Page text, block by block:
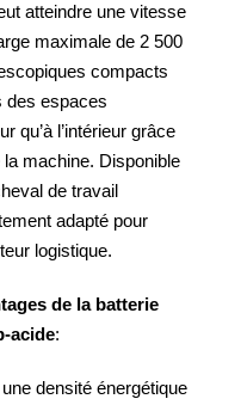
atteindre une vitesse
maximale de 2 500
compacts
des espaces
qu’à l’intérieur grâce
machine. Disponible
de travail
adapté pour
logistique.
de la batterie
acide:
densité énergétique